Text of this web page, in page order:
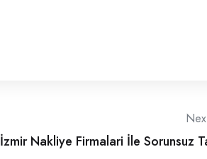
İzmir Nakliye Firmalari İle Sorunsuz